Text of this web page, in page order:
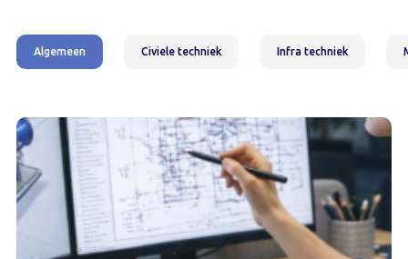
Algemeen Civiele techniek Infra techniek